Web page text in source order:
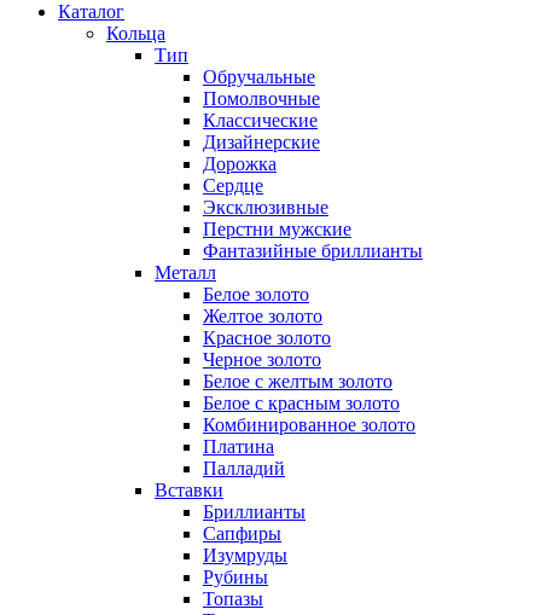
Каталог
Кольца
Тип
Обручальные
Помолвочные
Классические
Дизайнерские
Дорожка
Сердце
Эксклюзивные
Перстни мужские
Фантазийные бриллианты
Металл
Белое золото
Желтое золото
Красное золото
Черное золото
Белое с желтым золото
Белое с красным золото
Комбинированное золото
Платина
Палладий
Вставки
Бриллианты
Сапфиры
Изумруды
Рубины
Топазы